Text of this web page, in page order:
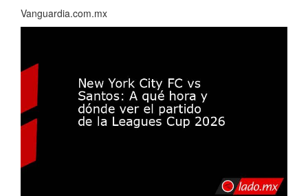
Vanguardia.com.mx